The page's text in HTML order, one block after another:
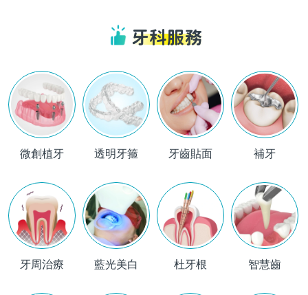
牙科服務
微創植牙 透明牙箍 牙齒貼面 補牙
牙周治療 藍光美白 杜牙根 智慧齒